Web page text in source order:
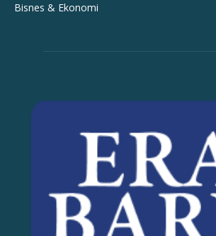
Bisnes & Ekonomi